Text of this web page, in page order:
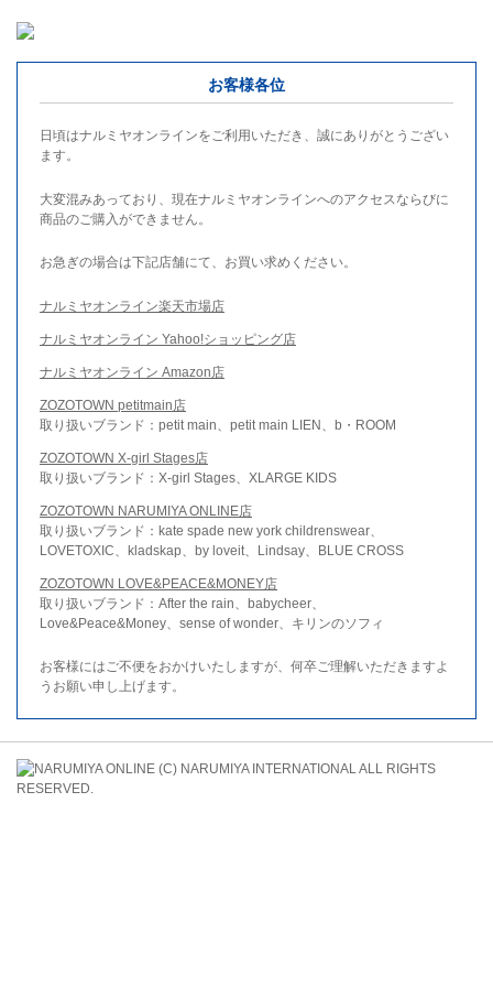
お客様各位
日頃はナルミヤオンラインをご利用いただき、誠にありがとうござい
ます。
大変混みあっており、現在ナルミヤオンラインへのアクセスならびに
商品のご購入ができません。
お急ぎの場合は下記店舗にて、お買い求めください。
ナルミヤオンライン楽天市場店
ナルミヤオンライン Yahoo!ショッピング店
ナルミヤオンライン Amazon店
ZOZOTOWN petitmain店
取り扱いブランド：petit main、petit main LIEN、b・ROOM
ZOZOTOWN X-girl Stages店
取り扱いブランド：X-girl Stages、XLARGE KIDS
ZOZOTOWN NARUMIYA ONLINE店
取り扱いブランド：kate spade new york childrenswear、
LOVETOXIC、kladskap、by loveit、Lindsay、BLUE CROSS
ZOZOTOWN LOVE&PEACE&MONEY店
取り扱いブランド：After the rain、babycheer、
Love&Peace&Money、sense of wonder、キリンのソフィ
お客様にはご不便をおかけいたしますが、何卒ご理解いただきますよ
うお願い申し上げます。